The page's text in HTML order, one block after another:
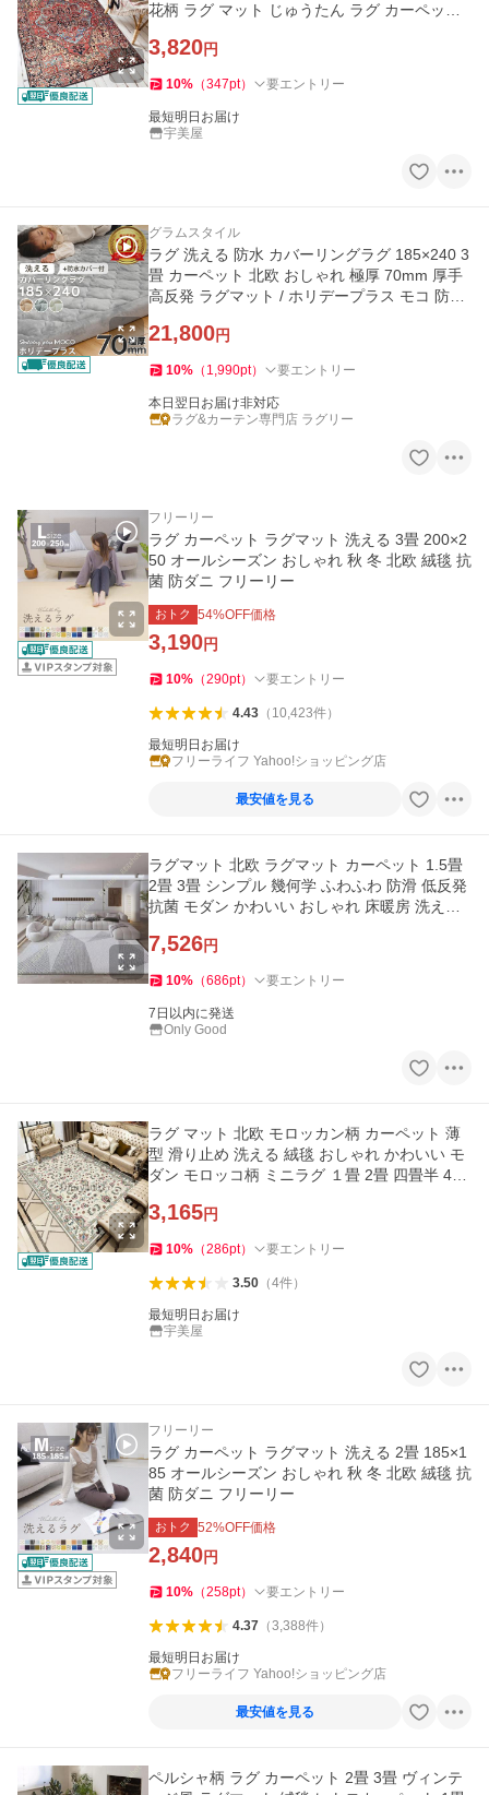
花柄 ラグ マット じゅうたん ラグ カーペット
3,820円
10% （347pt） 要エントリー
最短明日お届け
宇美屋
グラムスタイル
ラグ 洗える 防水 カバーリングラグ 185×240 3
畳 カーペット 北欧 おしゃれ 極厚 70mm 厚手
高反発 ラグマット / ホリデープラス モコ 防水
21,800円
10% （ 1,990pt） 要エントリー
本日翌日お届け非対応
ラグ&カーテン専門店 ラグリー
フリーリー
ラグ カーペット ラグマット 洗える 3畳 200×2
50 オールシーズン おしゃれ 秋 冬 北欧 絨毯 抗
菌 防ダニ フリーリー
おトク 54%OFF価格
3,190円
10% （290pt） 要エントリー
4.43（ 10,423件）
最短明日お届け
フリーライフ Yahoo!ショッピング店
最安値を見る
ラグマット 北欧 ラグマット カーペット 1.5畳
2畳 3畳 シンプル 幾何学 ふわふわ 防滑 低反発
抗菌 モダン かわいい おしゃれ 床暖房 洗える
7,526円
10% （686pt） 要エントリー
7日以内に発送
Only Good
ラグ マット 北欧 モロッカン柄 カーペット 薄
型 滑り止め 洗える 絨毯 おしゃれ かわいい モ
ダン モロッコ柄 ミニラグ １畳 2畳 四畳半 4畳
3,165円
10% （286pt） 要エントリー
3.50（4件）
最短明日お届け
宇美屋
フリーリー
ラグ カーペット ラグマット 洗える 2畳 185×1
85 オールシーズン おしゃれ 秋 冬 北欧 絨毯 抗
菌 防ダニ フリーリー
おトク 52%OFF価格
2,840円
10% （258pt） 要エントリー
4.37（3,388件）
最短明日お届け
フリーライフ Yahoo!ショッピング店
最安値を見る
ペルシャ柄 ラグ カーペット 2畳 3畳 ヴィンテ